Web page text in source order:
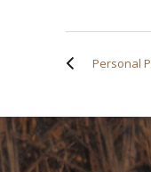
Personal